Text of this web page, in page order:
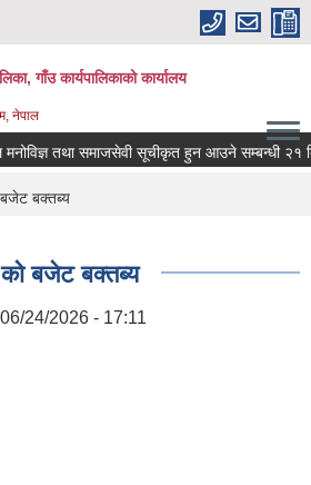
गाँउ कार्यपालिकाको कार्यालय
नेपाल
तथा समाजसेवी सूचीकृत हुन आउने सम्बन्धी २१
बक्तब्य
बजेट बक्तब्य
24/2026 - 17:11